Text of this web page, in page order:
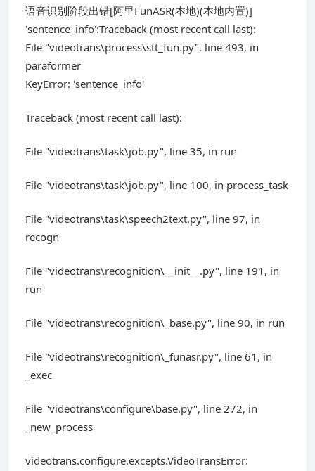
语音识别阶段出错[阿里FunASR(本地)(本地内置)]
'sentence_info':Traceback (most recent call last):
File "videotrans\process\stt_fun.py", line 493, in
paraformer
KeyError: 'sentence_info'
Traceback (most recent call last):
File "videotrans\task\job.py", line 35, in run
File "videotrans\task\job.py", line 100, in process_task
File "videotrans\task\speech2text.py", line 97, in
recogn
File "videotrans\recognition\__init__.py", line 191, in
run
File "videotrans\recognition\_base.py", line 90, in run
File "videotrans\recognition\_funasr.py", line 61, in
_exec
File "videotrans\configure\base.py", line 272, in
_new_process
videotrans.configure.excepts.VideoTransError: